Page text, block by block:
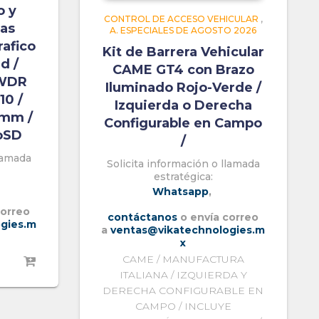
y
/
/
/
CONTROL DE ACCESO VEHICULAR ,
A. ESPECIALES DE AGOSTO 2026
Kit de Barrera Vehicular
CAME GT4 con Brazo
Iluminado Rojo-Verde /
Izquierda o Derecha
Configurable en Campo
/
Solicita información o llamada
estratégica:
Whatsapp,
contáctanos o envía correo
aventas@vikatechnologies.m
x
CAME / MANUFACTURA
ITALIANA / IZQUIERDA Y
DERECHA CONFIGURABLE EN
CAMPO / INCLUYE